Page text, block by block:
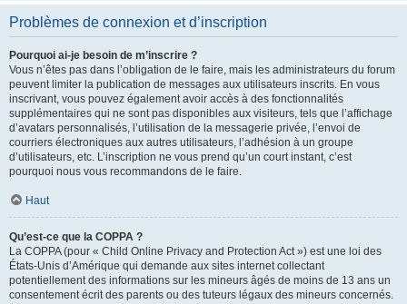
Problèmes de connexion et d’inscription
Pourquoi ai-je besoin de m’inscrire ?
Vous n’êtes pas dans l’obligation de le faire, mais les administrateurs du forum
peuvent limiter la publication de messages aux utilisateurs inscrits. En vous
inscrivant, vous pouvez également avoir accès à des fonctionnalités
supplémentaires qui ne sont pas disponibles aux visiteurs, tels que l’affichage
d’avatars personnalisés, l’utilisation de la messagerie privée, l’envoi de
courriers électroniques aux autres utilisateurs, l’adhésion à un groupe
d’utilisateurs, etc. L’inscription ne vous prend qu’un court instant, c’est
pourquoi nous vous recommandons de le faire.
Haut
Qu’est-ce que la COPPA ?
La COPPA (pour « Child Online Privacy and Protection Act ») est une loi des
États-Unis d’Amérique qui demande aux sites internet collectant
potentiellement des informations sur les mineurs âgés de moins de 13 ans un
consentement écrit des parents ou des tuteurs légaux des mineurs concernés.